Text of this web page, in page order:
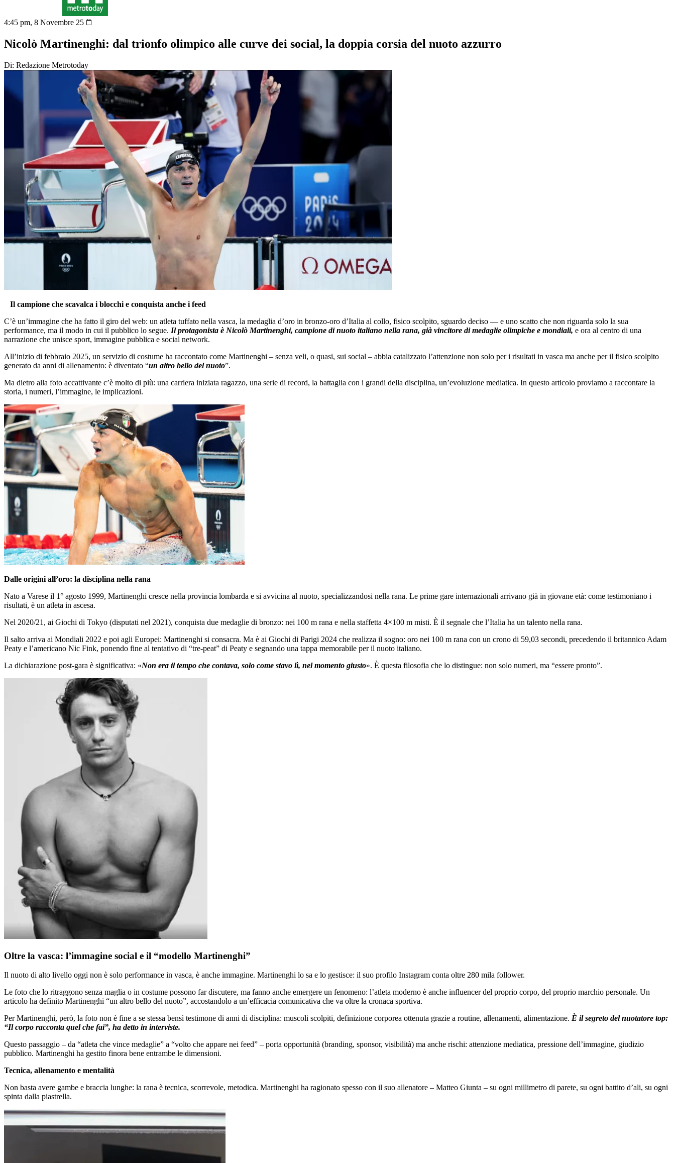
4:45 pm, 8 Novembre 25
Nicolò Martinenghi: dal trionfo olimpico alle curve dei social, la doppia corsia del nuoto azzurro
Di: Redazione Metrotoday
Il campione che scavalca i blocchi e conquista anche i feed
C’è un’immagine che ha fatto il giro del web: un atleta tuffato nella vasca, la medaglia d’oro in bronzo-oro d’Italia al collo, fisico scolpito, sguardo deciso — e uno scatto che non riguarda solo la sua
performance, ma il modo in cui il pubblico lo segue. Il protagonista è Nicolò Martinenghi, campione di nuoto italiano nella rana, già vincitore di medaglie olimpiche e mondiali, e ora al centro di una
narrazione che unisce sport, immagine pubblica e social network.
All’inizio di febbraio 2025, un servizio di costume ha raccontato come Martinenghi – senza veli, o quasi, sui social – abbia catalizzato l’attenzione non solo per i risultati in vasca ma anche per il fisico scolpito
generato da anni di allenamento: è diventato “un altro bello del nuoto”.
Ma dietro alla foto accattivante c’è molto di più: una carriera iniziata ragazzo, una serie di record, la battaglia con i grandi della disciplina, un’evoluzione mediatica. In questo articolo proviamo a raccontare la
storia, i numeri, l’immagine, le implicazioni.
Dalle origini all’oro: la disciplina nella rana
Nato a Varese il 1° agosto 1999, Martinenghi cresce nella provincia lombarda e si avvicina al nuoto, specializzandosi nella rana. Le prime gare internazionali arrivano già in giovane età: come testimoniano i
risultati, è un atleta in ascesa.
Nel 2020/21, ai Giochi di Tokyo (disputati nel 2021), conquista due medaglie di bronzo: nei 100 m rana e nella staffetta 4×100 m misti. È il segnale che l’Italia ha un talento nella rana.
Il salto arriva ai Mondiali 2022 e poi agli Europei: Martinenghi si consacra. Ma è ai Giochi di Parigi 2024 che realizza il sogno: oro nei 100 m rana con un crono di 59,03 secondi, precedendo il britannico Adam
Peaty e l’americano Nic Fink, ponendo fine al tentativo di “tre-peat” di Peaty e segnando una tappa memorabile per il nuoto italiano.
La dichiarazione post-gara è significativa: «Non era il tempo che contava, solo come stavo lì, nel momento giusto». È questa filosofia che lo distingue: non solo numeri, ma “essere pronto”.
Oltre la vasca: l’immagine social e il “modello Martinenghi”
Il nuoto di alto livello oggi non è solo performance in vasca, è anche ­immagine. Martinenghi lo sa e lo gestisce: il suo profilo Instagram conta oltre 280 mila follower.
Le foto che lo ritraggono senza maglia o in costume possono far discutere, ma fanno anche emergere un fenomeno: l’atleta moderno è anche influencer del proprio corpo, del proprio marchio personale. Un
articolo ha definito Martinenghi “un altro bello del nuoto”, accostandolo a un’efficacia comunicativa che va oltre la cronaca sportiva.
Per Martinenghi, però, la foto non è fine a se stessa bensì testimone di anni di disciplina: muscoli scolpiti, definizione corporea ottenuta grazie a routine, allenamenti, alimentazione. È il segreto del nuotatore top:
“Il corpo racconta quel che fai”, ha detto in interviste.
Questo passaggio – da “atleta che vince medaglie” a “volto che appare nei feed” – porta opportunità (branding, sponsor, visibilità) ma anche rischi: attenzione mediatica, pressione dell’immagine, giudizio
pubblico. Martinenghi ha gestito finora bene entrambe le dimensioni.
Tecnica, allenamento e mentalità
Non basta avere gambe e braccia lunghe: la rana è tecnica, scorrevole, metodica. Martinenghi ha ragionato spesso con il suo allenatore – Matteo Giunta – su ogni millimetro di parete, su ogni battito d’ali, su ogni
spinta dalla piastrella.